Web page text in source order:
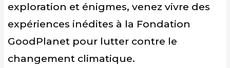
exploration et énigmes, venez vivre des
expériences inédites à la Fondation
GoodPlanet pour lutter contre le
changement climatique.